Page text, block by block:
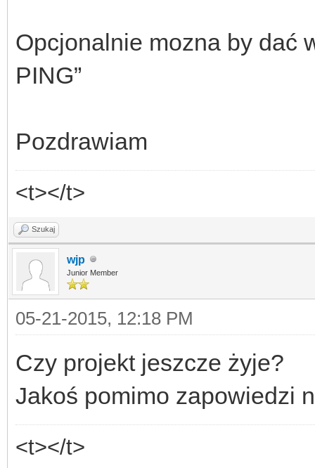
Opcjonalnie mozna by dać
PING”
Pozdrawiam
<t></t>
Szukaj
wjp
Junior Member
05-21-2015, 12:18 PM
Czy projekt jeszcze żyje?
Jakoś pomimo zapowiedzi
<t></t>